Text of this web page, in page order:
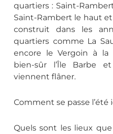
quartiers : Saint-
Saint-Rambert le haut
construit dans les
quartiers comme La
encore le Vergoin à la
bien-sûr l’Île Barbe
viennent flâner.
Comment se passe l’été
Quels sont les lieux